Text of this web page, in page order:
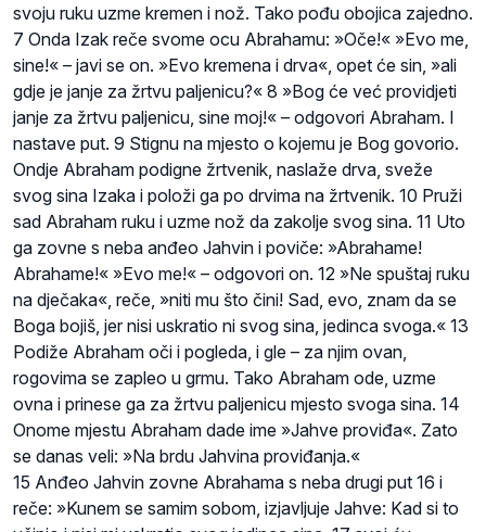
svoju ruku uzme kremen i nož. Tako pođu obojica zajedno.
7 Onda Izak reče svome ocu Abrahamu: »Oče!« »Evo me,
sine!« – javi se on. »Evo kremena i drva«, opet će sin, »ali
gdje je janje za žrtvu paljenicu?« 8 »Bog će već providjeti
janje za žrtvu paljenicu, sine moj!« – odgovori Abraham. I
nastave put. 9 Stignu na mjesto o kojemu je Bog govorio.
Ondje Abraham podigne žrtvenik, naslaže drva, sveže
svog sina Izaka i položi ga po drvima na žrtvenik. 10 Pruži
sad Abraham ruku i uzme nož da zakolje svog sina. 11 Uto
ga zovne s neba anđeo Jahvin i poviče: »Abrahame!
Abrahame!« »Evo me!« – odgovori on. 12 »Ne spuštaj ruku
na dječaka«, reče, »niti mu što čini! Sad, evo, znam da se
Boga bojiš, jer nisi uskratio ni svog sina, jedinca svoga.« 13
Podiže Abraham oči i pogleda, i gle – za njim ovan,
rogovima se zapleo u grmu. Tako Abraham ode, uzme
ovna i prinese ga za žrtvu paljenicu mjesto svoga sina. 14
Onome mjestu Abraham dade ime »Jahve proviđa«. Zato
se danas veli: »Na brdu Jahvina proviđanja.«
15 Anđeo Jahvin zovne Abrahama s neba drugi put 16 i
reče: »Kunem se samim sobom, izjavljuje Jahve: Kad si to